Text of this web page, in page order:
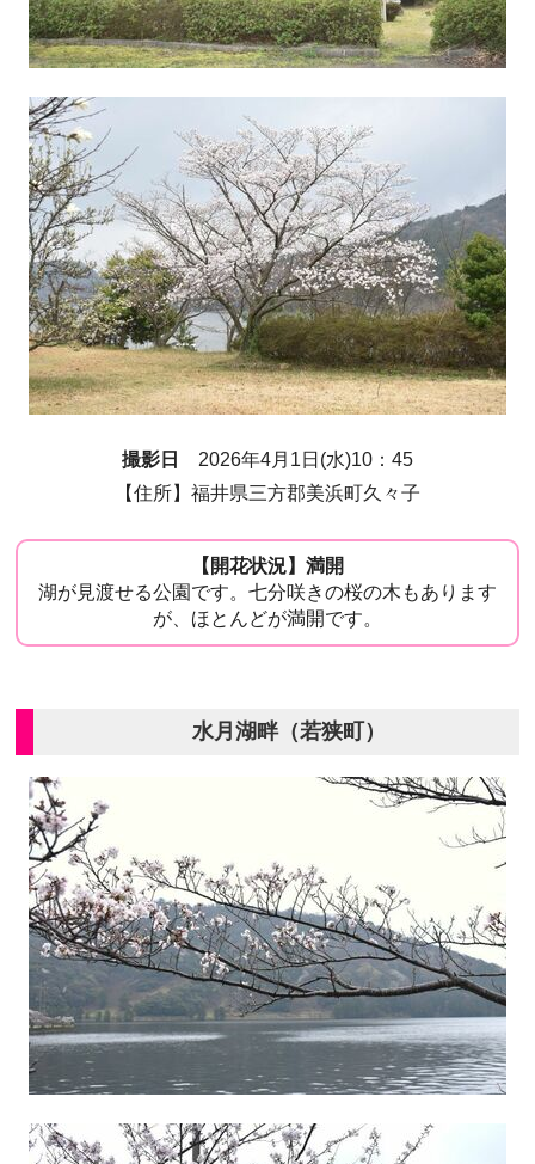
撮影日
2026年4月1日(水)10：45
【住所】福井県三方郡美浜町久々子
【開花状況】満開
湖が見渡せる公園です。七分咲きの桜の木もあります
が、ほとんどが満開です。
水月湖畔（若狭町）